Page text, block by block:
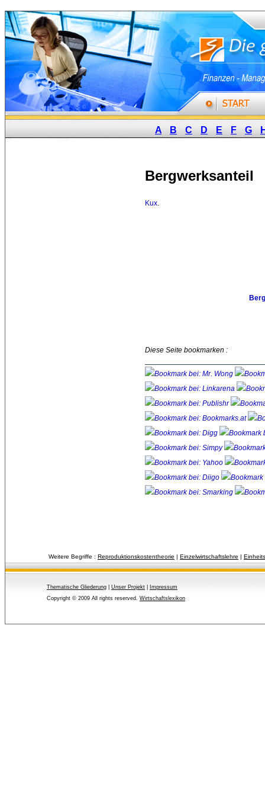
A B C D E F G
Bergwerksanteil
Kux.
Diese Seite bookmarken :
Weitere Begriffe : Reproduktionskostentheorie | Einzelwirtschaftslehre |
Thematische Gliederung Unser Projekt
Impressum
Copyright © 2009 All rights reserved. Wirtschaftslexikon